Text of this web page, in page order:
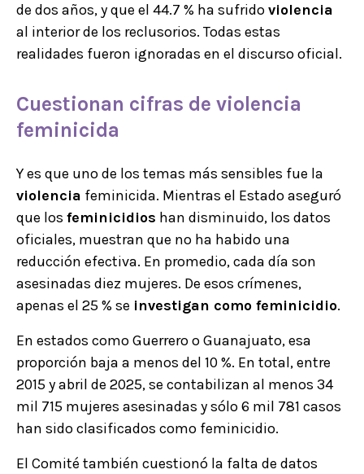
de dos años, y que el 44.7 % ha sufridoviolencia
al interior de los reclusorios. Todas estas
realidades fueron ignoradas en el discurso oficial.
Cuestionan cifras de violencia
feminicida
Y es que uno de los temas más sensibles fue la
violencia feminicida. Mientras el Estado aseguró
que los feminicidios han disminuido, los datos
oficiales, muestran que no ha habido una
reducción efectiva. En promedio, cada día son
asesinadas diez mujeres. De esos crímenes,
apenas el 25 % se investigan como feminicidio.
En estados como Guerrero o Guanajuato, esa
proporción baja a menos del 10 %. En total, entre
2015 y abril de 2025, se contabilizan al menos 34
mil 715 mujeres asesinadas y sólo 6 mil 781 casos
han sido clasificados como feminicidio.
El Comité también cuestionó la falta de datos